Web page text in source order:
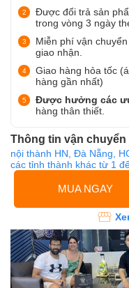
Được đổi trả sản
trong vòng 3 ngày
Miễn phí vận
giao nhận.
Giao hàng hỏa tốc
hàng gần nhất)
Được hưởng các
hàng thân thiết.
Thông tin vận chuyển
nội thành HN, Đà Nẵng,
các tỉnh thành khác từ 1
MUA NGAY